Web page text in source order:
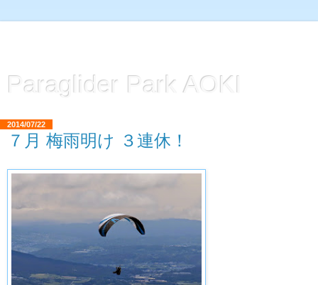
Paraglider Park AOKI
2014/07/22
７月 梅雨明け ３連休！